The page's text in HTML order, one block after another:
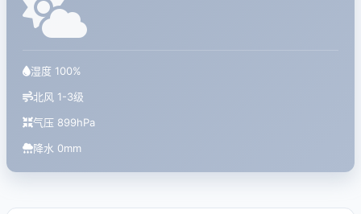
湿度 100%
北风 1-3级
气压 899hPa
降水 0mm